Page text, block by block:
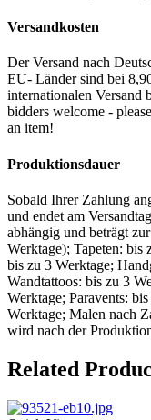
Versandkosten
Der Versand nach
EU- Länder sind bei
internationalen Versand
bidders welcome -
an item!
Produktionsdauer
Sobald Ihrer Zahlung
und endet am
abhängig und beträgt
Werktage); Tapeten: bis
bis zu 3 Werktage;
Wandtattoos: bis zu 3
Werktage; Paravents:
Werktage; Malen nach
wird nach der
Related